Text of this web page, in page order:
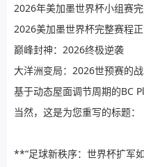
2026美加墨世界杯完整赛程
巅峰封神：2026终极逆袭
大洋洲变局：2026世预赛的
基于动态屋面调节周期的BC
当然，这是为您重写的标题：
**“足球新秩序：世界杯扩军